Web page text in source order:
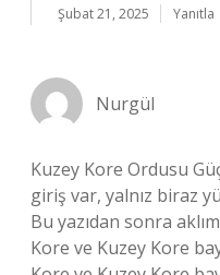
Şubat 21, 2025 Yanıtla
Nurgül
Kuzey Kore Ordusu
giriş var, yalnız biraz
Bu yazıdan sonra
Kore ve Kuzey Kore